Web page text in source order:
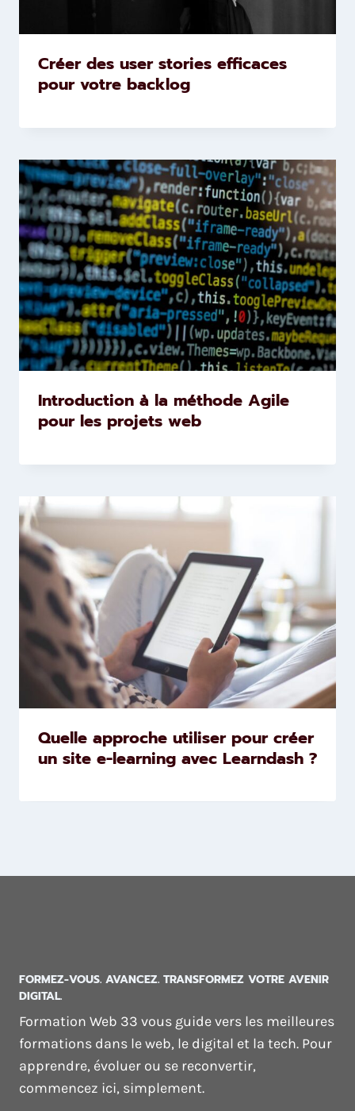
Créer des user stories efficaces
pour votre backlog
Introduction à la méthode Agile
pour les projets web
Quelle approche utiliser pour créer
un site e-learning avec Learndash ?
FORMEZ-VOUS. AVANCEZ. TRANSFORMEZ VOTRE AVENIR
DIGITAL.
Formation Web 33 vous guide vers les meilleures
formations dans le web, le digital et la tech. Pour
apprendre, évoluer ou se reconvertir,
commencez ici, simplement.